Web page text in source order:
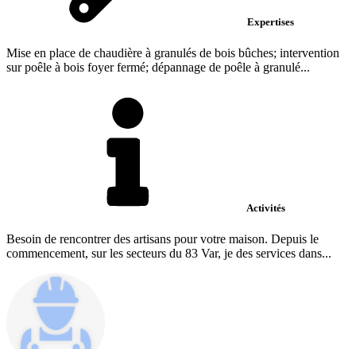
Expertises
Mise en place de chaudière à granulés de bois bûches; intervention
sur poêle à bois foyer fermé; dépannage de poêle à granulé...
Activités
Besoin de rencontrer des artisans pour votre maison. Depuis le
commencement, sur les secteurs du 83 Var, je des services dans...